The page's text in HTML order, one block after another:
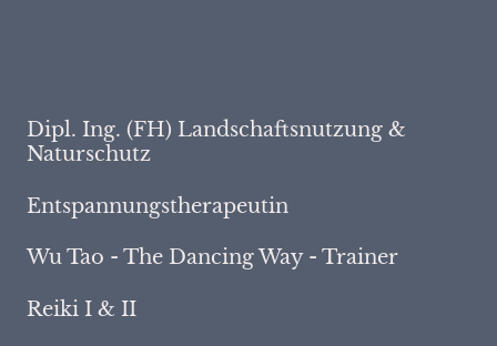
Dipl. Ing. (FH) Landschaftsnutzung &
Naturschutz
Entspannungstherapeutin
Wu Tao - The Dancing Way - Trainer
Reiki I & II